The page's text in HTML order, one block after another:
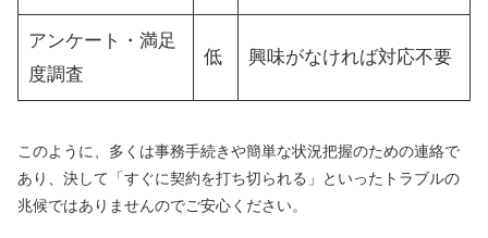
アンケート・満足
度調査
低 興味がなければ対応不要
このように、多くは事務手続きや簡単な状況把握のための連絡で
あり、決して「すぐに契約を打ち切られる」といったトラブルの
兆候ではありませんのでご安心ください。